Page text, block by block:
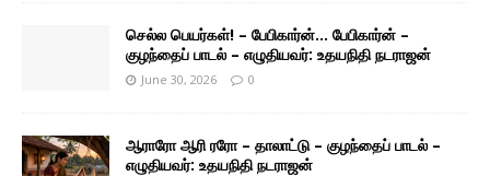
செல்ல பெயர்கள்! – பேபிகார்ன்… பேபிகார்ன் –
குழந்தைப் பாடல் – எழுதியவர்: உதயநிதி நடராஜன்
June 30, 2026 0
ஆராரோ ஆரி ரரோ – தாலாட்டு – குழந்தைப் பாடல் –
எழுதியவர்: உதயநிதி நடராஜன்